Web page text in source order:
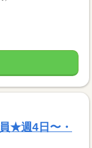
★週4日〜・